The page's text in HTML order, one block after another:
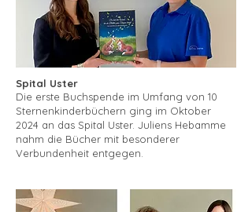
Spital Uster
Die erste Buchspende im Umfang von 10
Sternenkinderbüchern ging im Oktober
2024 an das Spital Uster. Juliens Hebamme
nahm die Bücher mit besonderer
Verbundenheit entgegen.